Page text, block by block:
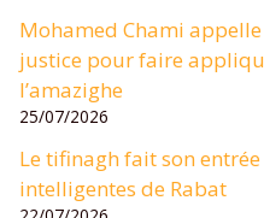
Mohamed Chami
justice pour faire
l’amazighe
25/07/2026
Le tifinagh fait son
intelligentes de Rabat